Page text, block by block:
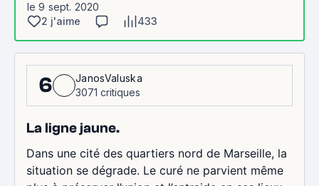
le 9 sept. 2020
2 j'aime
433
6
JanosValuska
3071 critiques
La ligne jaune.
Dans une cité des quartiers nord de Marseille, la
situation se dégrade. Le curé ne parvient même